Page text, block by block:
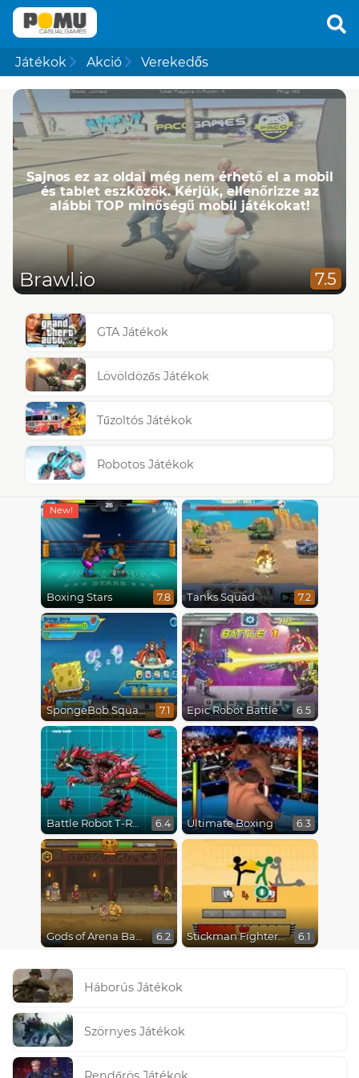
Játékok Akció Verekedős
Sajnos ez az oldal még nem érhető el a mobil
és tablet eszközök. Kérjük, ellenőrizze az
alábbi TOP minőségű mobil játékokat!
Brawl.io 7.5
GTA Játékok
Lövöldözős Játékok
Tűzoltós Játékok
Robotos Játékok
Boxing Stars 7.8 Tanks Squad 7.2
SpongeBob SquarePants : Monster Island Adventures 7.1 Epic Robot Battle 6.5
Battle Robot T-Rex Age 6.4 Ultimate Boxing 6.3
Gods of Arena Battles 6.2 Stickman Fighter Epic Battles 6.1
Háborús Játékok
Szörnyes Játékok